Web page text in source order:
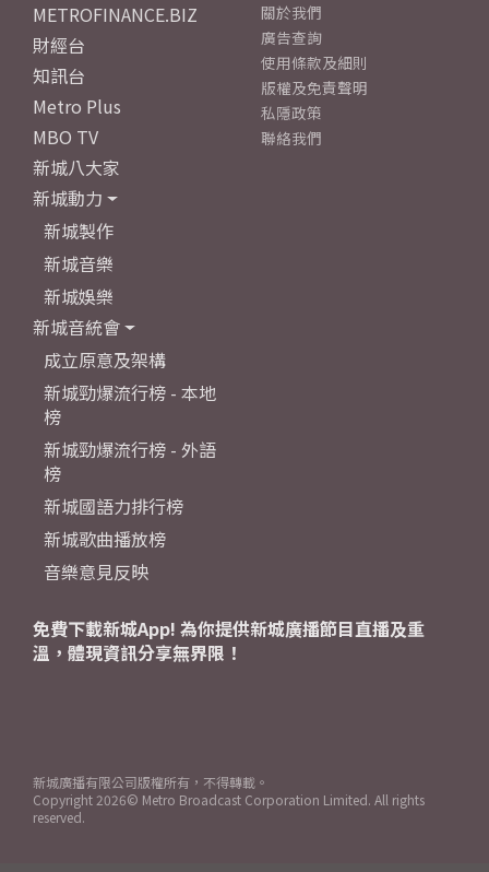
METROFINANCE.BIZ
財經台
知訊台
Metro Plus
MBO TV
新城八大家
新城動力
新城製作
新城音樂
新城娛樂
新城音統會
成立原意及架構
新城勁爆流行榜 - 本地
榜
新城勁爆流行榜 - 外語
榜
新城國語力排行榜
新城歌曲播放榜
音樂意見反映
關於我們
廣告查詢
使用條款及細則
版權及免責聲明
私隱政策
聯絡我們
免費下載新城App! 為你提供新城廣播節目直播及重
溫，體現資訊分享無界限！
新城廣播有限公司版權所有，不得轉載。
Copyright 2026© Metro Broadcast Corporation Limited. All rights
reserved.